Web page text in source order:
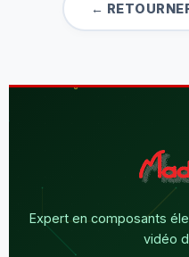
←
Expert en composants
vidéo